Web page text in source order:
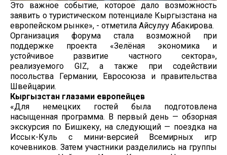
Это важное событие, которое дало возможность
заявить о туристическом потенциале Кыргызстана на
европейском рынке», - отметила Айсулуу Абакирова.
Организация форума стала возможной при
поддержке проекта «Зелёная экономика и
устойчивое развитие частного сектора»,
реализуемого GIZ, а также при содействии
посольства Германии, Евросоюза и правительства
Швейцарии.
Кыргызстан глазами европейцев
«Для немецких гостей была подготовлена
насыщенная программа. В первый день — обзорная
экскурсия по Бишкеку, на следующий — поездка на
Иссык-Куль с мини-версией Всемирных игр
кочевников. Затем участники разделились на группы